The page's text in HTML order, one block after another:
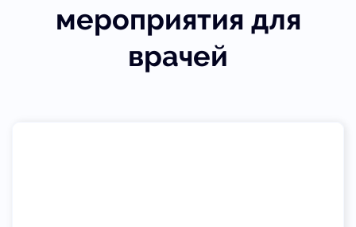
мероприятия для
врачей